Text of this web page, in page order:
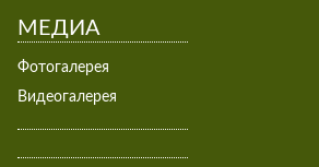
МЕДИА
Фотогалерея
Видеогалерея